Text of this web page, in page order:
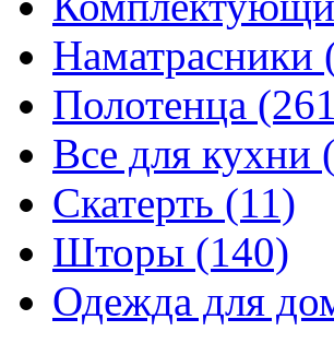
Наматрасники
Полотенца
Все для кухни
Скатерть (11)
Шторы (140)
Одежда для